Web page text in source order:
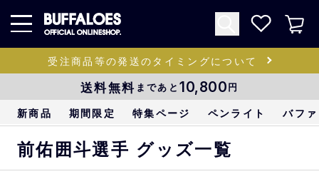
受注商品等の発送のタイミングについて
送料無料 まであと 10,800円
新商品 期間限定 特集ページ ペンライト バフ
前佑囲斗選手 グッズ一覧